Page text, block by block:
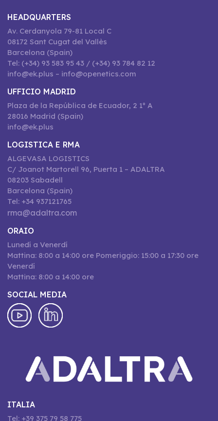
HEADQUARTERS
Av. Cerdanyola 79-81 Local C
08172 Sant Cugat del Vallès
Barcelona (Spain)
Tel: (+34) 93 583 95 43 / (+34) 93 784 82 12
info@ek.plus – info@openetics.com
UFFICIO MADRID
Plaza de la República de Ecuador, 2 1º A
28016 Madrid (Spain)
info@ek.plus
LOGISTICA E RMA
ALGEVASA LOGISTICS
C/ Joanot Martorell 96, Puerta 1 – ADALTRA
08203 Sabadell
Barcelona (Spain)
Tel: +34 937121765
rma@adaltra.com
ORAIO
Lunedí a Venerdí
Mattina: 8:00 a 14:00 ore Pomeriggio: 15:00 a 17:30 ore
Venerdí
Mattina: 8:00 a 14:00 ore
SOCIAL MEDIA
ITALIA
Tel: +39 375 79 58 775